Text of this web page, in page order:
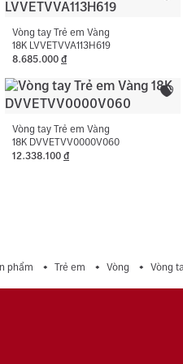
Vòng tay Trẻ em Vàng
18K LVVETVVA113H619
8.685.000 đ
Vòng tay Trẻ em Vàng
18K DVVETVV0000V060
12.338.100 đ
phẩm Trẻ em Vòng Vòng